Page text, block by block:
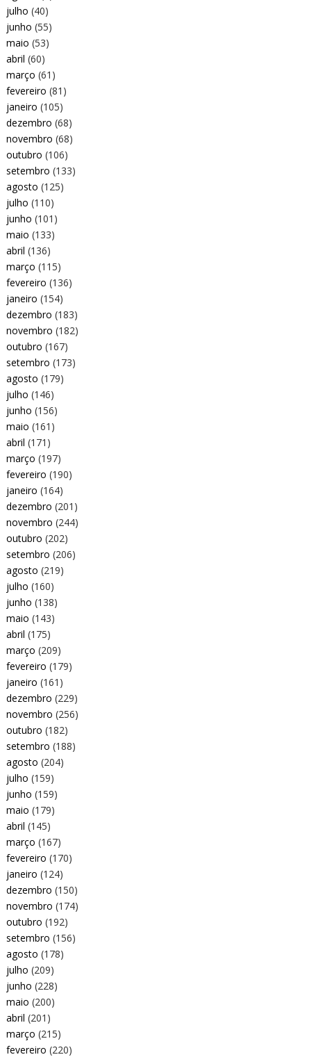
julho (40)
junho (55)
maio (53)
abril (60)
março (61)
fevereiro (81)
janeiro (105)
dezembro (68)
novembro (68)
outubro (106)
setembro (133)
agosto (125)
julho (110)
junho (101)
maio (133)
abril (136)
março (115)
fevereiro (136)
janeiro (154)
dezembro (183)
novembro (182)
outubro (167)
setembro (173)
agosto (179)
julho (146)
junho (156)
maio (161)
abril (171)
março (197)
fevereiro (190)
janeiro (164)
dezembro (201)
novembro (244)
outubro (202)
setembro (206)
agosto (219)
julho (160)
junho (138)
maio (143)
abril (175)
março (209)
fevereiro (179)
janeiro (161)
dezembro (229)
novembro (256)
outubro (182)
setembro (188)
agosto (204)
julho (159)
junho (159)
maio (179)
abril (145)
março (167)
fevereiro (170)
janeiro (124)
dezembro (150)
novembro (174)
outubro (192)
setembro (156)
agosto (178)
julho (209)
junho (228)
maio (200)
abril (201)
março (215)
fevereiro (220)